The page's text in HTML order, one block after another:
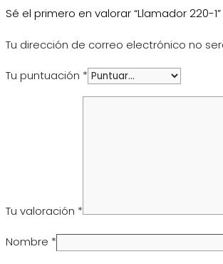
Sé el primero en valorar “Llamador 220-1”
Tu dirección de correo electrónico no
Tu puntuación *
Tu valoración *
Nombre *